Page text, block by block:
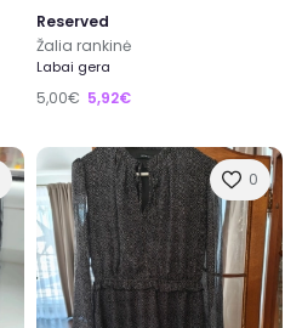
Reserved
Žalia rankinė
Labai gera
5,00€ 5,92€
0